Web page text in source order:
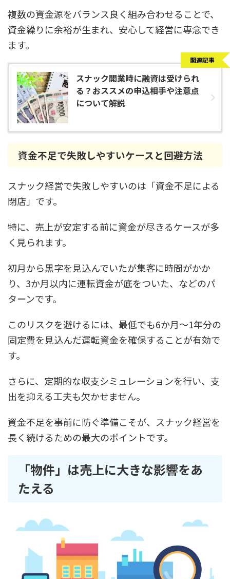
複数の資金源をバランス良く組み合わせることで、
資金繰りに余裕が生まれ、安心して経営に専念でき
ます。
スナック開業時に融資は受けられ
る？おススメの申込相手や注意点
について解説
関連記事
資金不足で失敗しやすいケースと回避方法
スナック経営で失敗しやすいのは「資金不足による
閉店」です。
特に、売上が安定する前に資金が尽きるケースが多
く見られます。
初月から黒字を見込んでいたが集客に時間がかか
り、3か月以内に運転資金が底をついた、などのパ
ターンです。
このリスクを避けるには、最低でも6か月〜1年分の
固定費を見込んだ運転資金を確保することが有効で
す。
さらに、定期的な収支シミュレーションを行い、支
出を抑える工夫も欠かせません。
資金不足を事前に防ぐ準備こそが、スナック経営を
長く続けるための最大のポイントです。
「物件」は売上に大きな影響をあ
たえる